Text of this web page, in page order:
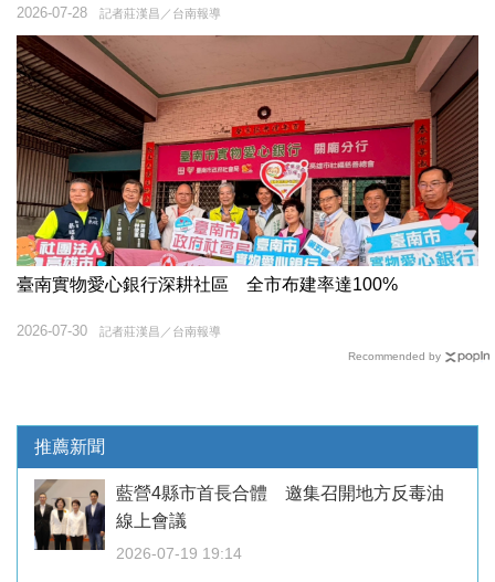
記者莊漢昌／台南報導
2026-07-28
臺南實物愛心銀行深耕社區 全市布建率達100%
記者莊漢昌／台南報導
2026-07-30
Recommended by
推薦新聞
藍營4縣市首長合體 邀集召開地方反毒油
線上會議
2026-07-19 19:14